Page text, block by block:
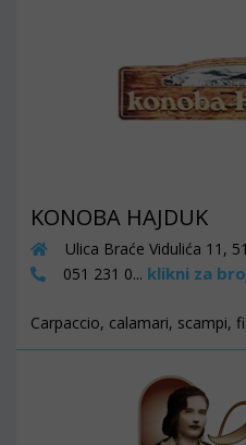
KONOBA HAJDUK
Ulica Braće Vidulića 11,
051 231 0... klikni za
Carpaccio, calamari, scampi,